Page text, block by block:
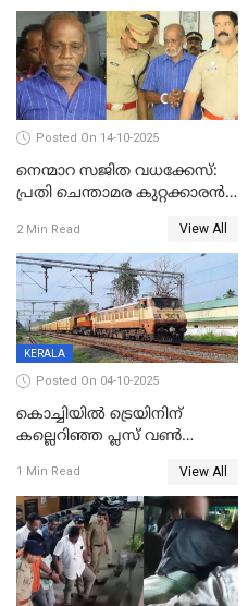
Posted On 14-10-2025
നെന്മാറ സജിത വധക്കേസ്:
പ്രതി ചെന്താമര കുറ്റക്കാരൻ,
നടത്തിയത്
ഇരട്ടക്കൊലപാതകം
2 Min Read View All
KERALA
Posted On 04-10-2025
കൊച്ചിയില്‍ ട്രെയിനിന്
കല്ലെറിഞ്ഞ പ്ലസ് വൺ
കല്ലേറിൽ അഗ്നിരക്ഷാസേന
ഉദ്യോഗസ്ഥന് പരിക്കേറ്റിരുന്നു
1 Min Read View All